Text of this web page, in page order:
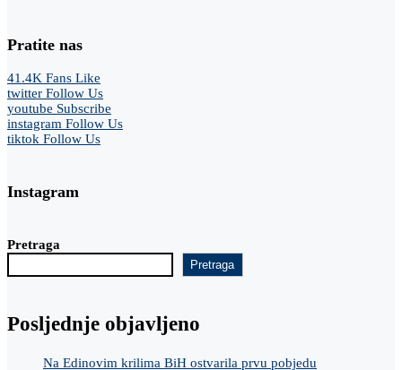
Pratite nas
41.4K Fans Like
twitter Follow Us
youtube Subscribe
instagram Follow Us
tiktok Follow Us
Instagram
Pretraga
Pretraga
Posljednje objavljeno
Na Edinovim krilima BiH ostvarila prvu pobjedu